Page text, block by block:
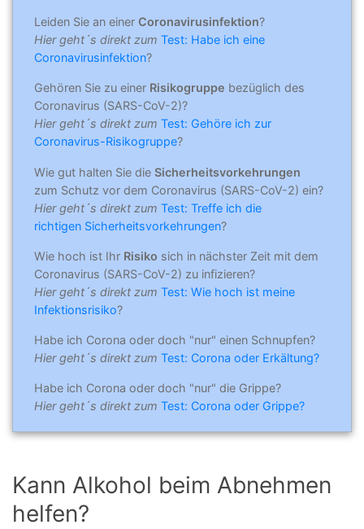
Leiden Sie an einer Coronavirusinfektion?
Hier geht´s direkt zum Test: Habe ich eine
Coronavirusinfektion?
Gehören Sie zu einer Risikogruppe bezüglich des
Coronavirus (SARS-CoV-2)?
Hier geht´s direkt zum Test: Gehöre ich zur
Coronavirus-Risikogruppe?
Wie gut halten Sie die Sicherheitsvorkehrungen
zum Schutz vor dem Coronavirus (SARS-CoV-2) ein?
Hier geht´s direkt zum Test: Treffe ich die
richtigen Sicherheitsvorkehrungen?
Wie hoch ist Ihr Risiko sich in nächster Zeit mit dem
Coronavirus (SARS-CoV-2) zu infizieren?
Hier geht´s direkt zum Test: Wie hoch ist meine
Infektionsrisiko?
Habe ich Corona oder doch "nur" einen Schnupfen?
Hier geht´s direkt zum Test: Corona oder Erkältung?
Habe ich Corona oder doch "nur" die Grippe?
Hier geht´s direkt zum Test: Corona oder Grippe?
Kann Alkohol beim Abnehmen
helfen?